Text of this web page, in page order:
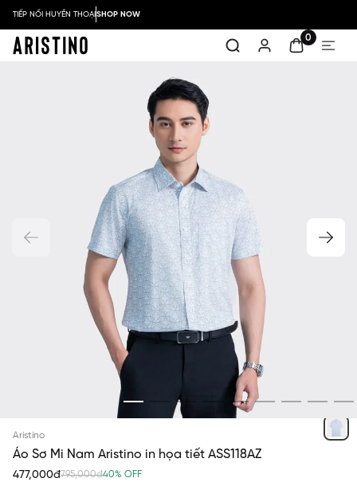
TIẾP NỐI HUYỀN THOẠISHOP NOW
0
Aristino
Áo Sơ Mi Nam Aristino in họa tiết ASS118AZ
477,000đ795,000đ40% OFF
TRẮNG IN HỌA TIẾT XANH